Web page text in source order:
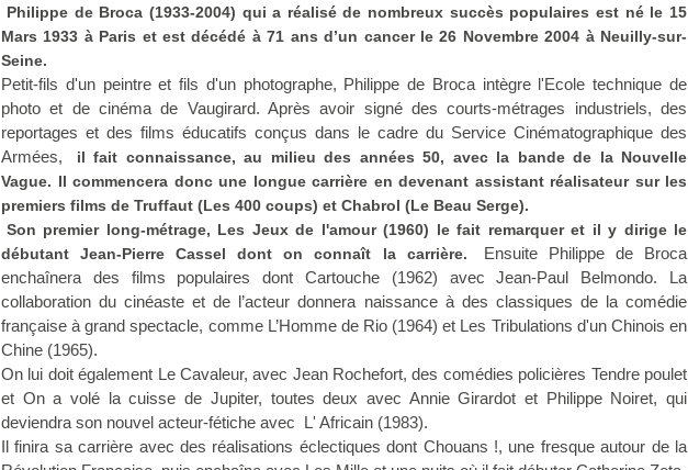
Philippe de Broca (1933-2004) qui a réalisé de nombreux succès populaires est né le 15
Mars 1933 à Paris et est décédé à 71 ans d’un cancer le 26 Novembre 2004 à Neuilly-sur-
Seine.
Petit-fils d'un peintre et fils d'un photographe, Philippe de Broca intègre l'Ecole technique de
photo et de cinéma de Vaugirard. Après avoir signé des courts-métrages industriels, des
reportages et des films éducatifs conçus dans le cadre du Service Cinématographique des
Armées,
il fait connaissance, au milieu des années 50, avec la bande de la Nouvelle
Vague. Il commencera donc une longue carrière en devenant assistant réalisateur sur les
premiers films de Truffaut (Les 400 coups) et Chabrol (Le Beau Serge).
Son premier long-métrage, Les Jeux de l'amour (1960) le fait remarquer et il y dirige le
débutant Jean-Pierre Cassel dont on connaît la carrière.
Ensuite Philippe de Broca
enchaînera des films populaires dont Cartouche (1962) avec Jean-Paul Belmondo. La
collaboration du cinéaste et de l’acteur donnera naissance à des classiques de la comédie
française à grand spectacle, comme L’Homme de Rio (1964) et Les Tribulations d'un Chinois en
Chine (1965).
On lui doit également Le Cavaleur, avec Jean Rochefort, des comédies policières Tendre poulet
et On a volé la cuisse de Jupiter, toutes deux avec Annie Girardot et Philippe Noiret, qui
deviendra son nouvel acteur-fétiche avec L' Africain (1983).
Il finira sa carrière avec des réalisations éclectiques dont Chouans !, une fresque autour de la